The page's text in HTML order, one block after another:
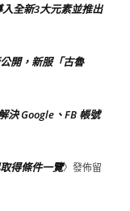
全新3大元素並推出
公開，新服「古魯
決 Google、FB 帳號
得條件一覽〉發佈留